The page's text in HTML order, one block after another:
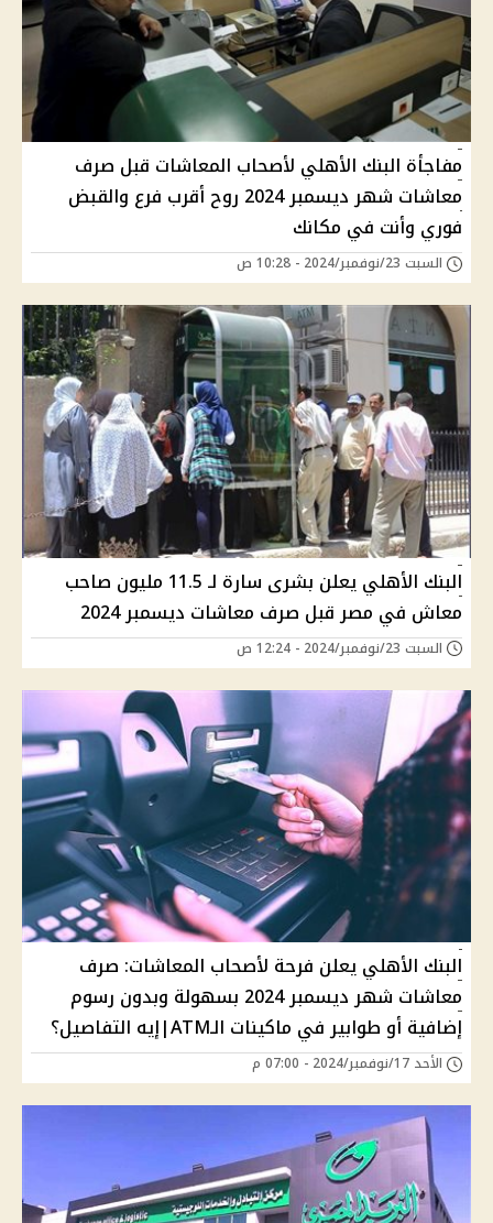
مفاجأة البنك الأهلي لأصحاب المعاشات قبل صرف
معاشات شهر ديسمبر 2024 روح أقرب فرع والقبض
فوري وأنت في مكانك
السبت 23/نوفمبر/2024 - 10:28 ص
البنك الأهلي يعلن بشرى سارة لـ 11.5 مليون صاحب
معاش في مصر قبل صرف معاشات ديسمبر 2024
السبت 23/نوفمبر/2024 - 12:24 ص
البنك الأهلي يعلن فرحة لأصحاب المعاشات: صرف
معاشات شهر ديسمبر 2024 بسهولة وبدون رسوم
إضافية أو طوابير في ماكينات الـATM|إيه التفاصيل؟
الأحد 17/نوفمبر/2024 - 07:00 م